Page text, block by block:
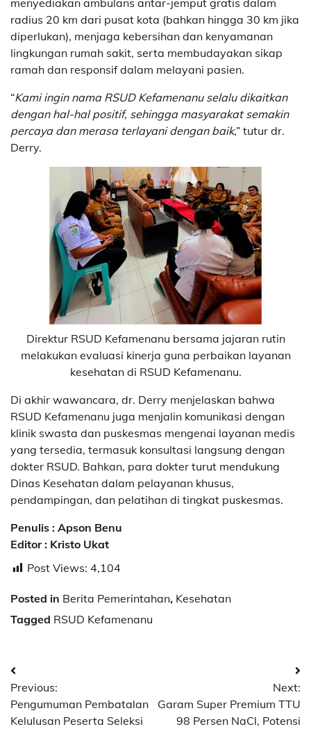
radius 20 km dari pusat kota (bahkan hingga 30 km jika
diperlukan), menjaga kebersihan dan kenyamanan
lingkungan rumah sakit, serta membudayakan sikap
ramah dan responsif dalam melayani pasien.
“Kami ingin nama RSUD Kefamenanu selalu dikaitkan
dengan hal-hal positif, sehingga masyarakat semakin
percaya dan merasa terlayani dengan baik,” tutur dr.
Derry.
Direktur RSUD Kefamenanu bersama jajaran rutin
melakukan evaluasi kinerja guna perbaikan layanan
kesehatan di RSUD Kefamenanu.
Di akhir wawancara, dr. Derry menjelaskan bahwa
RSUD Kefamenanu juga menjalin komunikasi dengan
klinik swasta dan puskesmas mengenai layanan medis
yang tersedia, termasuk konsultasi langsung dengan
dokter RSUD. Bahkan, para dokter turut mendukung
Dinas Kesehatan dalam pelayanan khusus,
pendampingan, dan pelatihan di tingkat puskesmas.
Penulis : Apson Benu
Editor : Kristo Ukat
Post Views: 4,104
Posted in Berita Pemerintahan, Kesehatan
Tagged RSUD Kefamenanu
Post
navigation
Previous:
Pengumuman Pembatalan
Kelulusan Peserta Seleksi
Next:
Garam Super Premium TTU
98 Persen NaCl, Potensi